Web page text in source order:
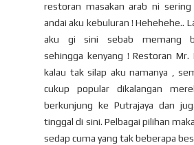
restoran masakan arab ni
andai aku kebuluran ! Hehehehe..
aku gi sini sebab memang
sehingga kenyang ! Restoran Mr.
kalau tak silap aku namanya ,
cukup popular dikalangan
berkunjung ke Putrajaya dan
tinggal di sini. Pelbagai pilihan
sedap cuma yang tak beberapa